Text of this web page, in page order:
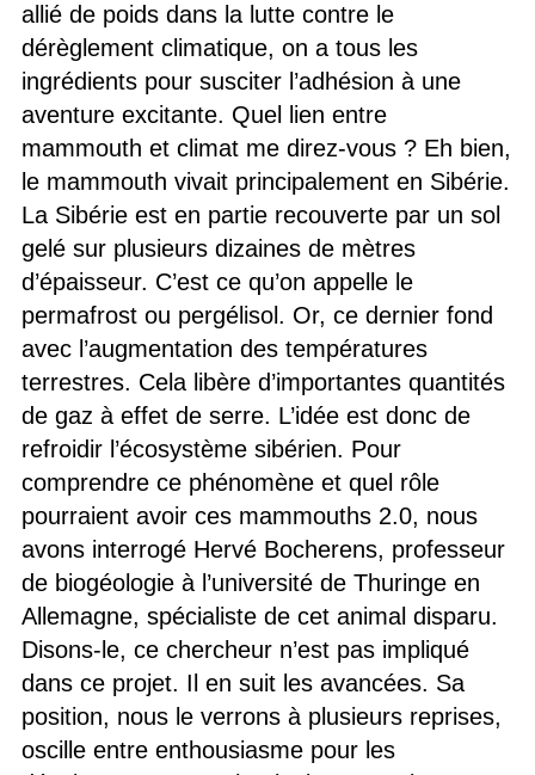
allié de poids dans la lutte contre le
dérèglement climatique, on a tous les
ingrédients pour susciter l’adhésion à une
aventure excitante. Quel lien entre
mammouth et climat me direz-vous ? Eh bien,
le mammouth vivait principalement en Sibérie.
La Sibérie est en partie recouverte par un sol
gelé sur plusieurs dizaines de mètres
d’épaisseur. C’est ce qu’on appelle le
permafrost ou pergélisol. Or, ce dernier fond
avec l’augmentation des températures
terrestres. Cela libère d’importantes quantités
de gaz à effet de serre. L’idée est donc de
refroidir l’écosystème sibérien. Pour
comprendre ce phénomène et quel rôle
pourraient avoir ces mammouths 2.0, nous
avons interrogé Hervé Bocherens, professeur
de biogéologie à l’université de Thuringe en
Allemagne, spécialiste de cet animal disparu.
Disons-le, ce chercheur n’est pas impliqué
dans ce projet. Il en suit les avancées. Sa
position, nous le verrons à plusieurs reprises,
oscille entre enthousiasme pour les